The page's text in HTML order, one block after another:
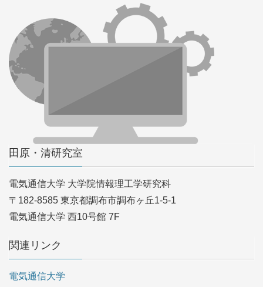
田原・清研究室
電気通信大学 大学院情報理工学研究科
〒182-8585 東京都調布市調布ヶ丘1-5-1
電気通信大学 西10号館 7F
関連リンク
電気通信大学